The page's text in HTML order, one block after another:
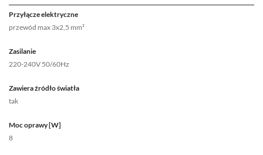
Przyłącze elektryczne
przewód max 3x2,5 mm²
Zasilanie
220-240V 50/60Hz
Zawiera źródło światła
tak
Moc oprawy [W]
8